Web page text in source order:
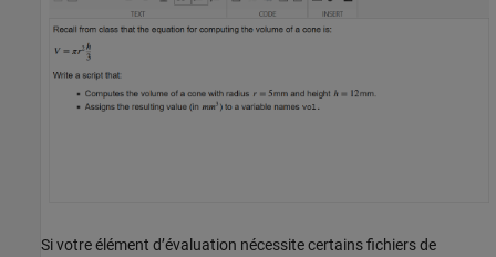
Si votre élément d’évaluation nécessite certains fichiers de